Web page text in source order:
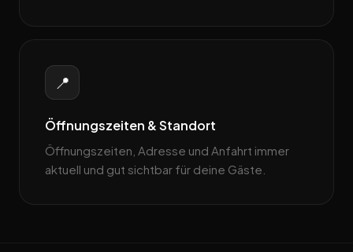
📍
Öffnungszeiten & Standort
Öffnungszeiten, Adresse und Anfahrt immer
aktuell und gut sichtbar für deine Gäste.